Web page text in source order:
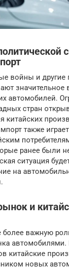
войны и другие
значительное
автомобилей.
стран
китайских
также
ранее были
ситуация
на
и
более важную
автомобилями.
китайские
новых